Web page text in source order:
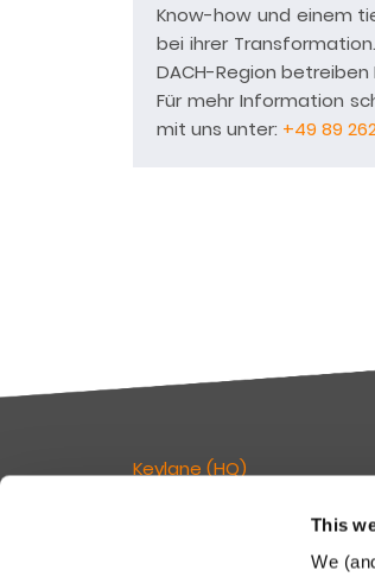
This
We
Know-how und einem
bei ihrer
DACH-Region
Für mehr Information
mit uns unter: +49 89
Keylane (HQ)
info.dach@keylane.com